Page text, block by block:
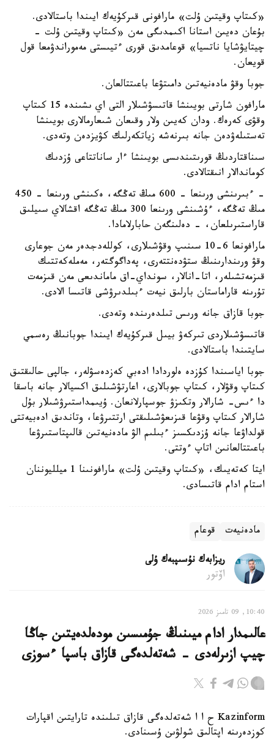
«كىتاپ وقيتىن ۇلت» مارافونى قىركۇيەك ايىندا باستالادى.
بۇعان دەيىن استانا اكىمدىگى مەن «كىتاپ وقيتىن ۇلت -
چيتايۋشايا ناتسيا» قوعامدىق قورى ءتيىستى مەموراندۋمعا قول
قويعان.
جوبا وقۋ مادەنيەتىن دامىتۋعا باعىتتالعان.
مارافون شارتى بويىنشا قاتىسۋشىلار التى اي ىشىندە 15 كىتاپ
وقۋى كەرەك. ودان كەيىن ولار وقىعان شىعارمالارى بويىنشا
تەستىلەۋدەن جانە بىرنەشە زياتكەرلىك كۋيزدەن وتەدى.
سىناقتاردىڭ قورىتىندىسى بويىنشا ءار ساناتتاعى ۇزدىك
كوماندالار انىقتالادى.
- ءبىرىنشى ورىنعا - 600 مىڭ تەڭگە، ەكىنشى ورىنعا - 450
مىڭ تەڭگە، ءۇشىنشى ورىنعا 300 مىڭ تەڭگە اقشالاي سىيلىق
قاراستىرىلعان، - دەلىنگەن حابارلامادا.
مارافونعا 6-10 سىنىپ وقۋشىلارى، كوللەدجدەر مەن جوعارى
وقۋ ورىندارىنىڭ ستۋدەنتتەرى، پەداگوگتەر، مەملەكەتتىك
قىزمەتشىلەر، اتا-انالار، سونداي-اق ماماندىعى مەن قىزمەت
تۇرىنە قاراماستان بارلىق نيەت ءبىلدىرۋشى قاتىسا الادى.
جوبا قازاق جانە ورىس تىلدەرىندە وتەدى.
قاتىسۋشىلاردى تىركەۋ بيىل قىركۇيەك ايىندا جوبانىڭ رەسمي
سايتىندا باستالادى.
جوبا اياسىندا كۇزدە ەلوردادا ادەبي كەزدەسۋلەر، جالپى حالىقتىق
كىتاپ وقۋلار، كىتاپ جوبالارى، اعارتۋشىلىق اكسيالار جانە باسقا
دا ءىس- شارالار وتكىزۋ جوسپارلانعان. ۇيىمداستىرۋشىلار بۇل
شارالار كىتاپ وقۋعا قىزىعۋشىلىقتى ارتتىرۋعا، وتاندىق ادەبيەتتى
قولداۋعا جانە ۇزدىكسىز ءبىلىم الۋ مادەنيەتىن قالىپتاستىرۋعا
باعىتتالعانىن اتاپ ءوتتى.
ايتا كەتەيىك، «كىتاپ وقيتىن ۇلت» مارافونىنا 1 ميلليوننان
استام ادام قاتىسادى.
مادەنيەت قوعام
ريزابەك نۇسىپبەك ۇلى
اۆتور
10:40, 09 تامىز 2026
عالىمدار ادام ميىنىڭ جۇمىسىن مودەلدەيتىن جاڭا
چيپ ازىرلەدى - شەتەلدەگى قازاق باسپا ءسوزى
Kazinform ح ا ا شەتەلدەگى قازاق تىلىندە تارايتىن اقپارات
كوزدەرىنە اپتالىق شولۋىن ۇسىنادى.